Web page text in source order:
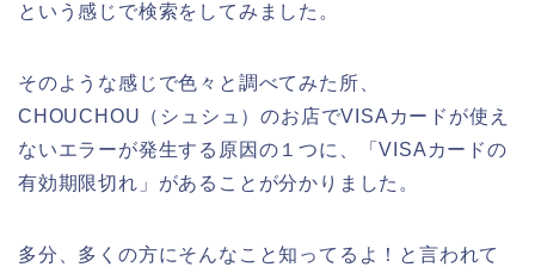
という感じで検索をしてみました。
そのような感じで色々と調べてみた所、
CHOUCHOU（シュシュ）のお店でVISAカードが使え
ないエラーが発生する原因の１つに、「VISAカードの
有効期限切れ」があることが分かりました。
多分、多くの方にそんなこと知ってるよ！と言われて